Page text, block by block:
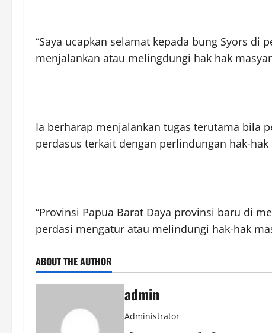
“Saya ucapkan selamat kepada bung Syors di
menjalankan atau melingdungi hak hak
Ia berharap menjalankan tugas terutama bila
perdasus terkait dengan perlindungan hak-hak
“Provinsi Papua Barat Daya provinsi baru di
perdasi mengatur atau melindungi hak-hak
ABOUT THE AUTHOR
admin
Administrator